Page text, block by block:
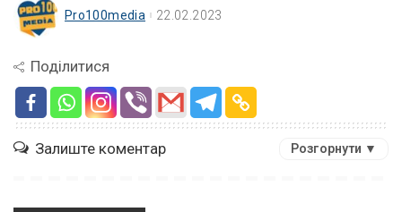
Pro100media 22.02.2023
Поділитися
Залиште коментар Розгорнути ▼